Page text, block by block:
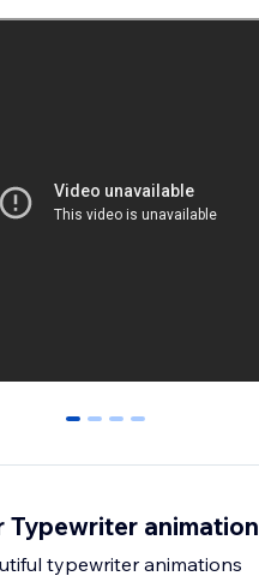
0 1 2 3
Typewriter animation
typewriter animations